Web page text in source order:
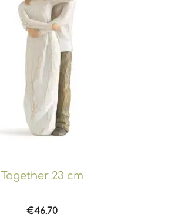
Together 23 cm
€46.70